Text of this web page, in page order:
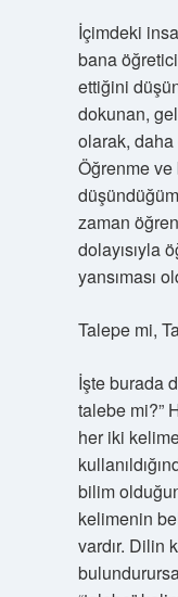
İçimdeki
bana
ettiğini
dokunan,
olarak,
Öğrenme ve
zaman
dolayısıyla
yansıması
Talepe mi,
İşte burada
talebe mi?”
her iki
bilim
kelimenin
vardır. Dilin